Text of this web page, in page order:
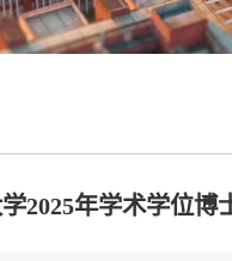
2025年学术学位